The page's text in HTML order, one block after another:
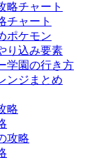
略チャート
チャート
ポケモン
り込み要素
学園の行き方
ンジまとめ
略
攻略